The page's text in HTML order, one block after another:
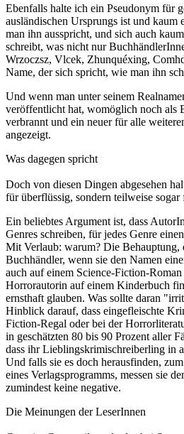
Ebenfalls halte ich ein Pseudonym für
ausländischen Ursprungs ist und
man ihn ausspricht, und sich auch
schreibt, was nicht nur
Wrzoczsz, Vlcek, Zhunquéxing,
Name, der sich spricht, wie man ihn
Und wenn man unter seinem
veröffentlicht hat, womöglich noch als
verbrannt und ein neuer für alle
angezeigt.
Was dagegen spricht
Doch von diesen Dingen abgesehen
für überflüssig, sondern teilweise sogar
Ein beliebtes Argument ist, dass
Genres schreiben, für jedes Genre
Mit Verlaub: warum? Die Behauptung,
Buchhändler, wenn sie den Namen
auch auf einem Science-Fiction-
Horrorautorin auf einem Kinderbuch
ernsthaft glauben. Was sollte daran
Hinblick darauf, dass eingefleischte
Fiction-Regal oder bei der
in geschätzten 80 bis 90 Prozent aller
dass ihr Lieblingskrimischreiberling in
Und falls sie es doch herausfinden,
eines Verlagsprogramms, messen sie
zumindest keine negative.
Die Meinungen der LeserInnen